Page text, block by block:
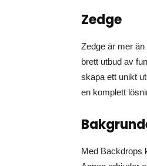
Zedge
Zedge är mer
brett utbud av
skapa ett unikt
en komplett
Med Backdrops